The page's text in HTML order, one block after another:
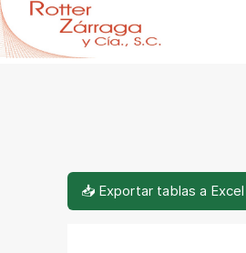
📥 Exportar tablas a Excel